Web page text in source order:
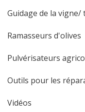
Guidage de la vigne/
Ramasseurs d'olives
Pulvérisateurs
Outils pour les
Vidéos